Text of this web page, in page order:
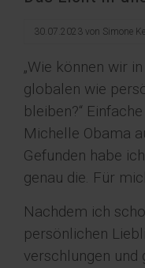
30.07.2023 von Simone
„Wie können wir
globalen wie
bleiben?“
Michelle Obama
Gefunden habe
genau die. Für
Nachdem ich
persönlichen
verschlungen und